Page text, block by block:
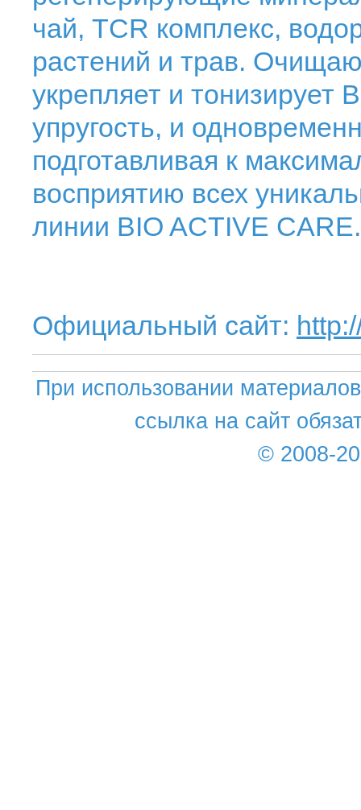
чай, TCR комплекс,
растений и трав.
укрепляет и тонизирует
упругость, и
подготавливая к
восприятию всех
линии BIO ACTIVE CARE.
Официальный сайт:
При использовании
ссылка на сайт
© 2008-